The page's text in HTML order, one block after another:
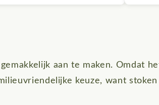
aan te maken. Omdat
keuze, want